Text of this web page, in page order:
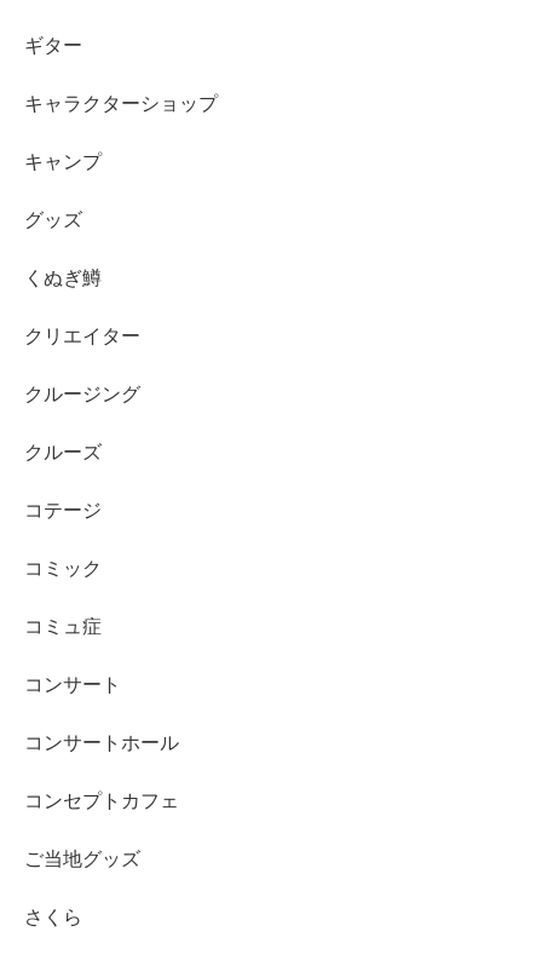
ギター
キャラクターショップ
キャンプ
グッズ
くぬぎ鱒
クリエイター
クルージング
クルーズ
コテージ
コミック
コミュ症
コンサート
コンサートホール
コンセプトカフェ
ご当地グッズ
さくら